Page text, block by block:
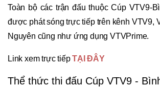
Toàn bộ các trận đấu thuộc Cúp VTV9-
được phát sóng trực tiếp trên kênh VTV9,
Nguyên cũng như ứng dụng VTVPrime.
Link xem trực tiếpTẠI ĐÂY
Thể thức thi đấu Cúp VTV9 -